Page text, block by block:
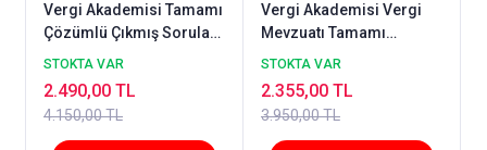
Vergi Akademisi Tamamı
Çözümlü Çıkmış Sorular
TEMMUZ 2026 3 Ciltli Set
STOKTA VAR
4.150,00 TL
2.490,00 TL
Vergi Akademisi Vergi
Mevzuatı Tamamı
Çözümlü Özgün Soru
STOKTA VAR
3.950,00 TL
2.355,00 TL